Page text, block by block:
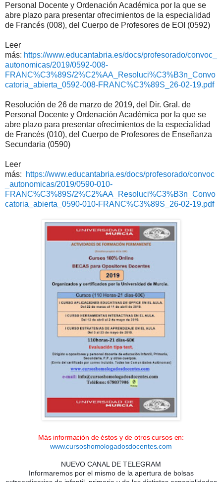
Personal Docente y Ordenación Académica por la que se
abre plazo para presentar ofrecimientos de la especialidad
de Francés (008), del Cuerpo de Profesores de EOI (0592)
Leer
más: https://www.educantabria.es/docs/profesorado/convoc_
autonomicas/2019/0592-008-
FRANC%C3%89S/2%C2%AA_Resoluci%C3%B3n_Convo
catoria_abierta_0592-008-FRANC%C3%89S_26-02-19.pdf
Resolución de 26 de marzo de 2019, del Dir. Gral. de
Personal Docente y Ordenación Académica por la que se
abre plazo para presentar ofrecimientos de la especialidad
de Francés (010), del Cuerpo de Profesores de Enseñanza
Secundaria (0590)
Leer
más:
https://www.educantabria.es/docs/profesorado/convoc
_autonomicas/2019/0590-010-
FRANC%C3%89S/2%C2%AA_Resoluci%C3%B3n_Convo
catoria_abierta_0590-010-FRANC%C3%89S_26-02-19.pdf
Más información de éstos y de otros cursos en:
www.cursoshomologadosdocentes.com
NUEVO CANAL DE TELEGRAM
Informaremos por el mismo de la apertura de bolsas